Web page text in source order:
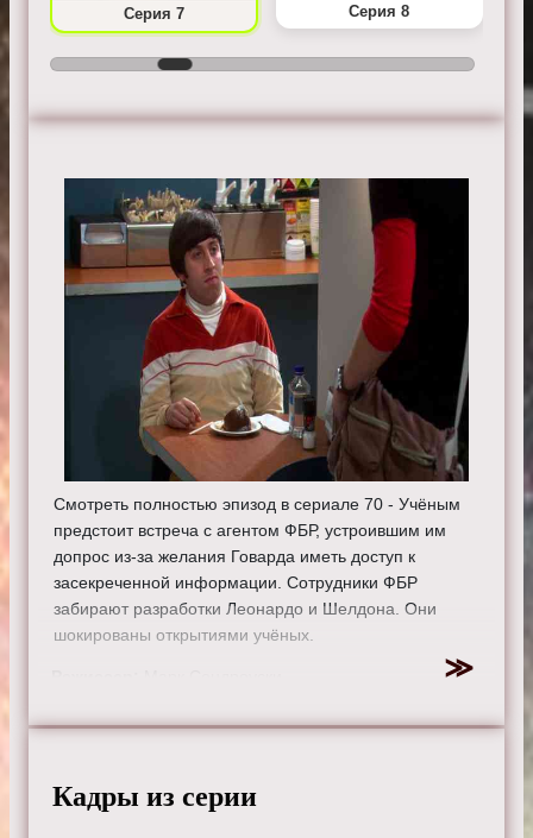
Серия 7 Серия 8
Смотреть полностью эпизод в сериале 70 - Учёным
предстоит встреча с агентом ФБР, устроившим им
допрос из-за желания Говарда иметь доступ к
засекреченной информации. Сотрудники ФБР
забирают разработки Леонардо и Шелдона. Они
шокированы открытиями учёных.
Саймон Хелберг, Кунал Найяр, Маим Бялик, Мелисса
Смотрите онлайн 4 сезон 7 серию «
Кадры из серии